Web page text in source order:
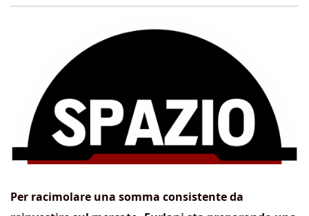
Per racimolare una somma consistente da